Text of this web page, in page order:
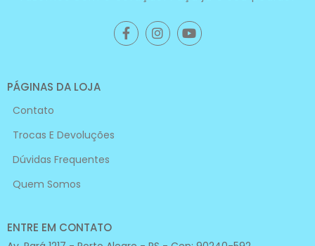
PÁGINAS DA LOJA
Contato
Trocas E Devoluções
Dúvidas Frequentes
Quem Somos
ENTRE EM CONTATO